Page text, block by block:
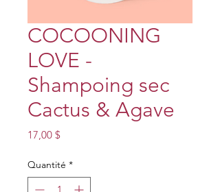
COCOONING
LOVE -
Shampoing sec
Cactus & Agave
17,00 $
Quantité *